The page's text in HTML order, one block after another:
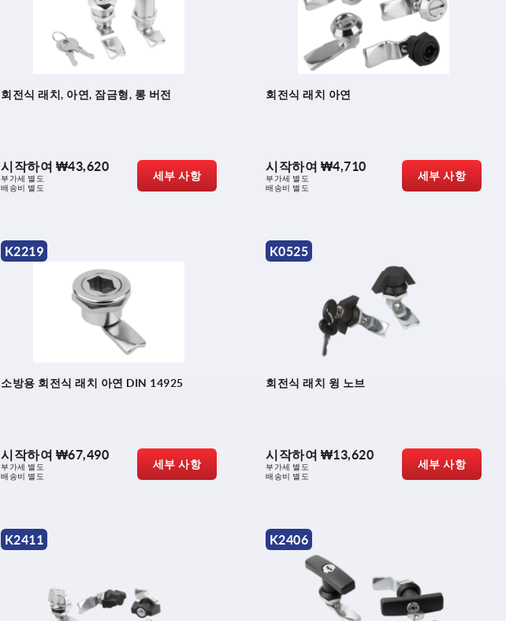
회전식 래치, 아연, 잠금형, 롱 버전
시작하여 ₩43,620
부가세 별도
배송비 별도
세부 사항
회전식 래치 아연
시작하여 ₩4,710
부가세 별도
배송비 별도
세부 사항
K2219
소방용 회전식 래치 아연 DIN 14925
시작하여 ₩67,490
부가세 별도
배송비 별도
세부 사항
K0525
회전식 래치 윙 노브
시작하여 ₩13,620
부가세 별도
배송비 별도
세부 사항
K2411 K2406